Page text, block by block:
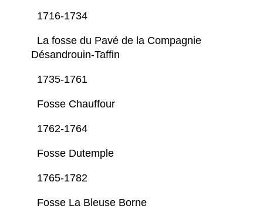
1716-1734
La fosse du Pavé de la Compagnie
Désandrouin-Taffin
1735-1761
Fosse Chauffour
1762-1764
Fosse Dutemple
1765-1782
Fosse La Bleuse Borne